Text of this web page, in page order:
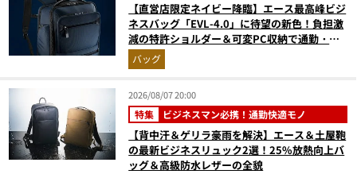
【直営店限定ネイビー降臨】エース最高峰ビジ
ネスバッグ「EVL-4.0」に待望の新色！負担激
減の特許ショルダー＆可変PC収納で通勤・出
張が無敵に
バッグ
2026/08/07 20:00
特集 ビジネスマン必携！通勤快適モノ
【背中汗＆ゲリラ豪雨を解決】エース＆土屋鞄
の最新ビジネスリュック2選！25%放熱向上バ
ッグ＆高級防水レザーの全貌